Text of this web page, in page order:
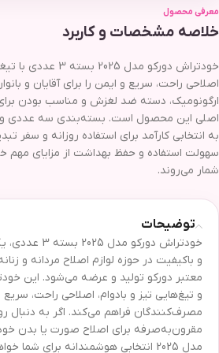
معرفی محصول
خلاصه مشخصات و کاربرد
خودتراش دورکو مدل
اصلاحی راحت، سریع و ایمن را برای آقایان و
ارگونومیک، دسته ضد لغزش و مناسب بودن
اصلی این محصول است. بسته‌بندی سه عددی و
به انتخابی کارآمد برای استفاده روزانه و سفر
شمار می‌روند.
توضیحات
خودتراش دورکو
و باکیفیت در حوزه لوازم اصلاح مردانه و
معتبر دورکو تولید و عرضه می‌شود. این
و تیغ‌هایی تیز و بادوام، اصلاحی راحت، سریع
مصرف‌کنندگان فراهم می‌کند. اگر به دنبال
مقرون‌به‌صرفه برای اصلاح صورت یا بدن
مدل 2025 انتخابی هوشمندانه برای شما خواهد بود.